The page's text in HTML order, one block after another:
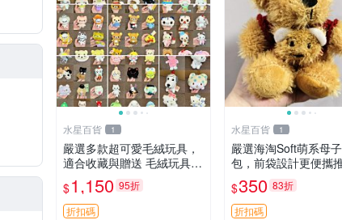
水星百貨 1
嚴選多款超可愛毛絨玩具，
適合收藏與贈送 毛絨玩具、
抱枕、公仔
$1,150 95折
折扣碼
水星百貨 1
嚴選海淘Soft萌系母
包，前袋設計更便攜
藏 母子熊 軟綿綿 包包
$350 83折
折扣碼